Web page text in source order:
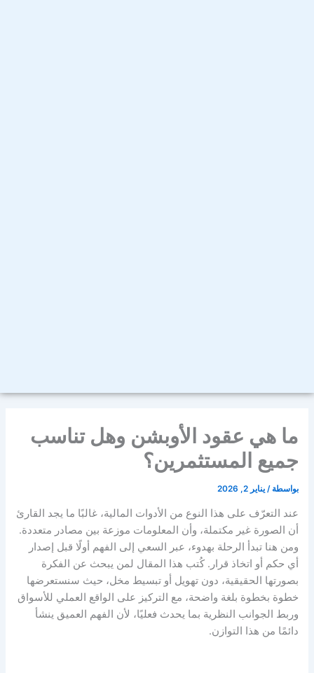
ما هي عقود الأوبشن وهل تناسب
جميع المستثمرين؟
بواسطة/يناير 2, 2026
عند التعرّف على هذا النوع من الأدوات المالية، غالبًا ما يجد القارئ
أن الصورة غير مكتملة، وأن المعلومات موزعة بين مصادر متعددة.
ومن هنا تبدأ الرحلة بهدوء، عبر السعي إلى الفهم أولًا قبل إصدار
أي حكم أو اتخاذ قرار. كُتب هذا المقال لمن يبحث عن الفكرة
بصورتها الحقيقية، دون تهويل أو تبسيط مخل، حيث سنستعرضها
خطوة بخطوة بلغة واضحة، مع التركيز على الواقع العملي للأسواق
وربط الجوانب النظرية بما يحدث فعليًا، لأن الفهم العميق ينشأ
دائمًا من هذا التوازن.